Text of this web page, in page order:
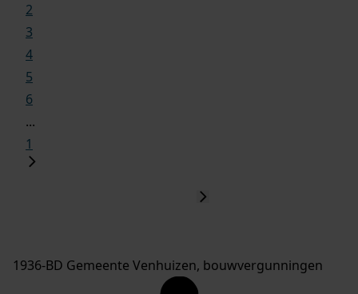
2
3
4
5
6
...
1
1936-BD Gemeente Venhuizen, bouwvergunningen